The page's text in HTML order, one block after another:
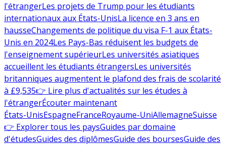
l'étrangerLes projets de Trump pour les étudiants
internationaux aux États-UnisLa licence en 3 ans en
hausseChangements de politique du visa F-1 aux États-
Unis en 2024Les Pays-Bas réduisent les budgets de
l'enseignement supérieurLes universités asiatiques
accueillent les étudiants étrangersLes universités
britanniques augmentent le plafond des frais de scolarité
à £9,535👉 Lire plus d'actualités sur les études à
l'étrangerÉcouter maintenant
États-UnisEspagneFranceRoyaume-UniAllemagneSuisse
👉 Explorer tous les paysGuides par domaine
d'étudesGuides des diplômesGuide des boursesGuide des